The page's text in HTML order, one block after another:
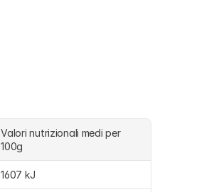
Valori nutrizionali medi per
100g
1607 kJ